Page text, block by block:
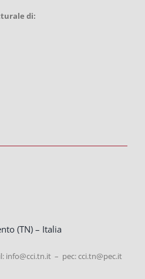
di:
(TN) – Italia
info@cci.tn.it – pec: cci.tn@pec.it